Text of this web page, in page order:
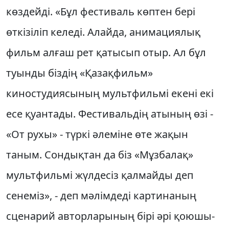
көздейді. «Бұл фестиваль көптен бері
өткізіліп келеді. Алайда, анимациялық
фильм алғаш рет қатысып отыр. Ал бұл
туынды біздің «Қазақфильм»
киностудиясының мультфильмі екені екі
есе қуантады. Фестивальдің атының өзі -
«От рухы» - түркі әлеміне өте жақын
таным. Сондықтан да біз «Мұзбалақ»
мультфильмі жүлдесіз қалмайды деп
сенеміз», - деп мәлімдеді картинаның
сценарий авторларының бірі әрі қоюшы-